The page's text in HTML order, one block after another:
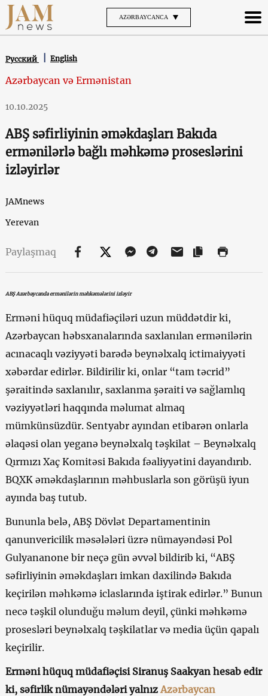
AZƏRBAYCANCA
Русский English
Azərbaycan və Ermənistan
10.10.2025
ABŞ səfirliyinin əməkdaşları Bakıda
ermənilərlə bağlı məhkəmə proseslərini
izləyirlər
JAMnews
Yerevan
Paylaşmaq
ABŞ Azərbaycanda ermənilərin məhkəmələrini izləyir
Erməni hüquq müdafiəçiləri uzun müddətdir ki,
Azərbaycan həbsxanalarında saxlanılan ermənilərin
acınacaqlı vəziyyəti barədə beynəlxalq ictimaiyyəti
xəbərdar edirlər. Bildirilir ki, onlar “tam təcrid”
şəraitində saxlanılır, saxlanma şəraiti və sağlamlıq
vəziyyətləri haqqında məlumat almaq
mümkünsüzdür. Sentyabr ayından etibarən onlarla
əlaqəsi olan yeganə beynəlxalq təşkilat – Beynəlxalq
Qırmızı Xaç Komitəsi Bakıda fəaliyyətini dayandırıb.
BQXK əməkdaşlarının məhbuslarla son görüşü iyun
ayında baş tutub.
Bununla belə, ABŞ Dövlət Departamentinin
qanunvericilik məsələləri üzrə nümayəndəsi Pol
Gulyananone bir neçə gün əvvəl bildirib ki, “ABŞ
səfirliyinin əməkdaşları imkan daxilində Bakıda
keçirilən məhkəmə iclaslarında iştirak edirlər.” Bunun
necə təşkil olunduğu məlum deyil, çünki məhkəmə
prosesləri beynəlxalq təşkilatlar və media üçün qapalı
keçirilir.
Erməni hüquq müdafiəçisi Siranuş Saakyan hesab edir
ki, səfirlik nümayəndələri yalnız Azərbaycan